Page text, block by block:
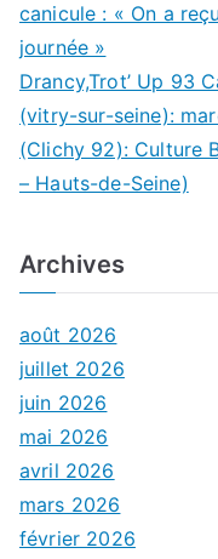
canicule : « On a
journée »
Drancy,Trot’ Up 93
(vitry-sur-seine):
(Clichy 92): Culture
– Hauts-de-Seine)
Archives
août 2026
juillet 2026
juin 2026
mai 2026
avril 2026
mars 2026
février 2026